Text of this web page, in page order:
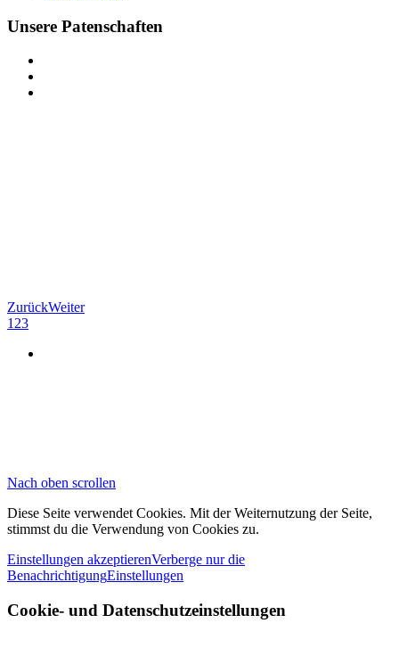
Unsere Patenschaften
ZurückWeiter
1 23
Nach oben scrollen
Diese Seite verwendet Cookies. Mit der Weiternutzung der Seite,
stimmst du die Verwendung von Cookies zu.
Einstellungen akzeptierenVerberge nur die
BenachrichtigungEinstellungen
Cookie- und Datenschutzeinstellungen